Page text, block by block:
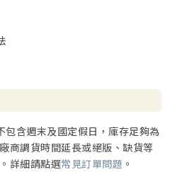
要藉著對耶穌基督的信心得著救
話，他這麼說：「知道你是從小
信基督耶穌，有得救的智慧。」
含週末及國定假日，庫存足夠為
商調貨時間延長或絕版、缺貨等
詳細請點選常見訂單問題 。